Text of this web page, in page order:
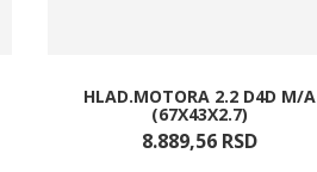
HLAD.MOTORA 2.2 D4D M/A
(67X43X2.7)
8.889,56 RSD